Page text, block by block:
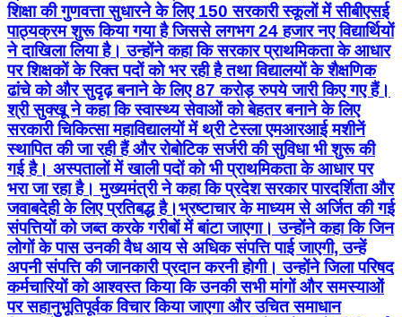
शिक्षा की गुणवत्ता सुधारने के लिए 150 सरकारी स्कूलों में सीबीएसई
पाठ्यक्रम शुरू किया गया है जिससे लगभग 24 हजार नए विद्यार्थियों
ने दाखिला लिया है। उन्होंने कहा कि सरकार प्राथमिकता के आधार
पर शिक्षकों के रिक्त पदों को भर रही है तथा विद्यालयों के शैक्षणिक
ढांचे को और सुदृढ़ बनाने के लिए 87 करोड़ रुपये जारी किए गए हैं।
श्री सुक्खू ने कहा कि स्वास्थ्य सेवाओं को बेहतर बनाने के लिए
सरकारी चिकित्सा महाविद्यालयों में थ्री टेस्ला एमआरआई मशीनें
स्थापित की जा रही हैं और रोबोटिक सर्जरी की सुविधा भी शुरू की
गई है। अस्पतालों में खाली पदों को भी प्राथमिकता के आधार पर
भरा जा रहा है। मुख्यमंत्री ने कहा कि प्रदेश सरकार पारदर्शिता और
जवाबदेही के लिए प्रतिबद्ध है।भ्रष्टाचार के माध्यम से अर्जित की गई
संपत्तियों को जब्त करके गरीबों में बांटा जाएगा। उन्होंने कहा कि जिन
लोगों के पास उनकी वैध आय से अधिक संपत्ति पाई जाएगी, उन्हें
अपनी संपत्ति की जानकारी प्रदान करनी होगी। उन्होंने जिला परिषद
कर्मचारियों को आश्वस्त किया कि उनकी सभी मांगों और समस्याओं
पर सहानुभूतिपूर्वक विचार किया जाएगा और उचित समाधान